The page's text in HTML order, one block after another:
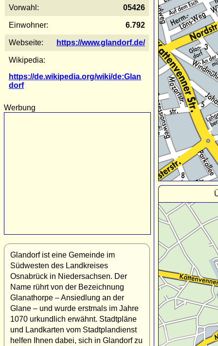
Vorwahl: 05426
Einwohner: 6.792
Webseite: https://www.glandorf.de/
Wikipedia:
https://de.wikipedia.org/wiki/de:Glan
dorf
Werbung
Glandorf ist eine Gemeinde im
Südwesten des Landkreises
Osnabrück in Niedersachsen. Der
Name rührt von der Bezeichnung
Glanathorpe – Ansiedlung an der
Glane – und wurde erstmals im Jahre
1070 urkundlich erwähnt. Stadtpläne
und Landkarten vom Stadtplandienst
helfen Ihnen dabei, sich in Glandorf zu